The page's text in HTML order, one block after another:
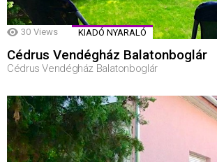
30 Views KIADÓ NYARALÓ
Cédrus Vendégház Balatonboglár
Cédrus Vendégház Balatonboglár